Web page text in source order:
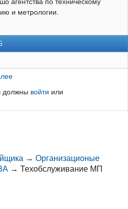
агентства по техническому
и метрологии.
должны войти или
→Организационые
→Техобслуживание МП